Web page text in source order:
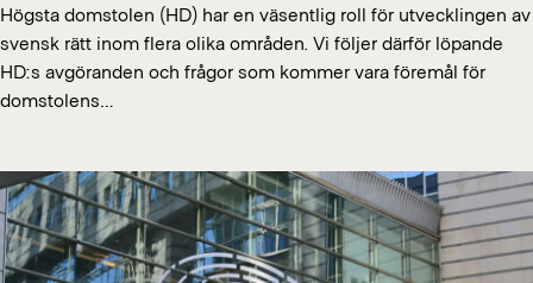
Högsta domstolen (HD) har en väsentlig roll för utvecklingen av
svensk rätt inom flera olika områden. Vi följer därför löpande
HD:s avgöranden och frågor som kommer vara föremål för
domstolens…